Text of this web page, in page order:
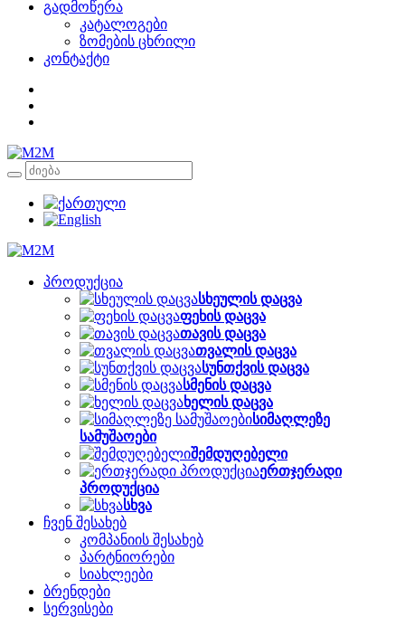
გადმოწერა
კატალოგები
ზომების ცხრილი
კონტაქტი
პროდუქცია
სხეულის დაცვა
ფეხის დაცვა
თავის დაცვა
თვალის დაცვა
სუნთქვის დაცვა
სმენის დაცვა
ხელის დაცვა
სიმაღლეზე
სამუშაოები
შემდუღებელი
ერთჯერადი
პროდუქცია
სხვა
ჩვენ შესახებ
კომპანიის შესახებ
პარტნიორები
სიახლეები
ბრენდები
სერვისები